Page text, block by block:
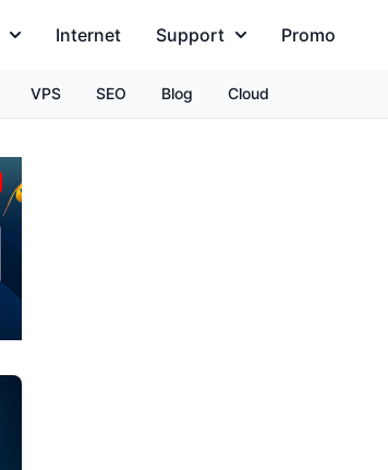
Internet Support Promo
VPS SEO Blog Cloud